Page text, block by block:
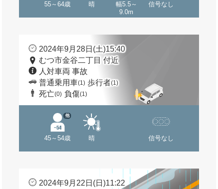
55～64歳 晴
幅5.5～
9.0m
信号なし
2024年9月28日(土)15:40
むつ市金谷二丁目 付近
人対車両 事故
普通乗用車(1) 歩行者(1)
死亡(0) 負傷(1)
45～54歳
他
晴 信号なし
2024年9月22日(日)11:22